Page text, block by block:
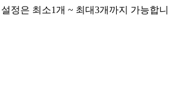
정은 최소1개 ~ 최대3개까지 가능합니